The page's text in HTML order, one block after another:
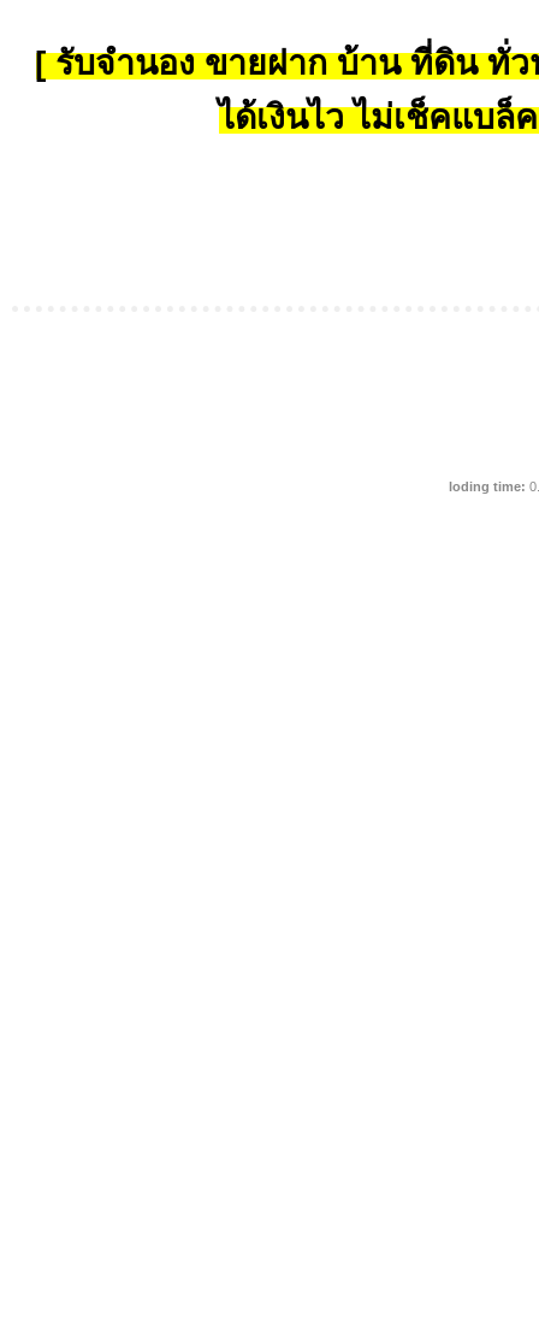
[ รับจำนอง ขายฝาก บ้าน ที่ดิน ทั่ว
ได้เงินไว ไม่เช็คแบล็
loding time: